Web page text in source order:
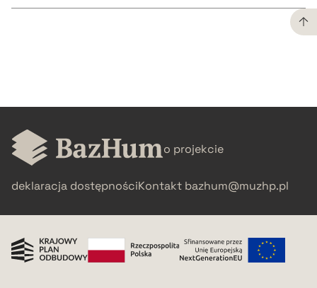
BIBTEX
o projekcie
deklaracja dostępnościKontakt bazhum@muzhp.pl